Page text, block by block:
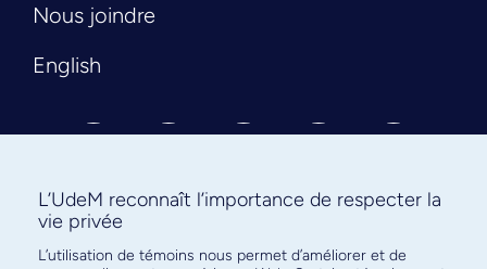
Nous joindre
English
L’UdeM reconnaît l’importance de respecter la
vie privée
L’utilisation de témoins nous permet d’améliorer et de